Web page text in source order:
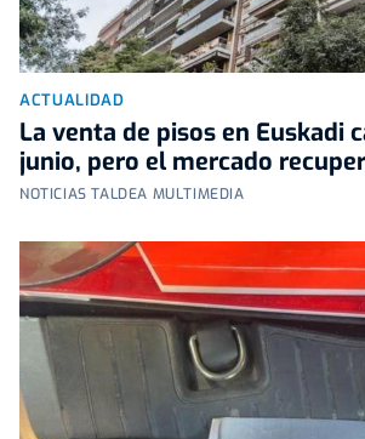
ACTUALIDAD
La venta de pisos en Euskadi
junio, pero el mercado
NOTICIAS TALDEA MULTIMEDIA